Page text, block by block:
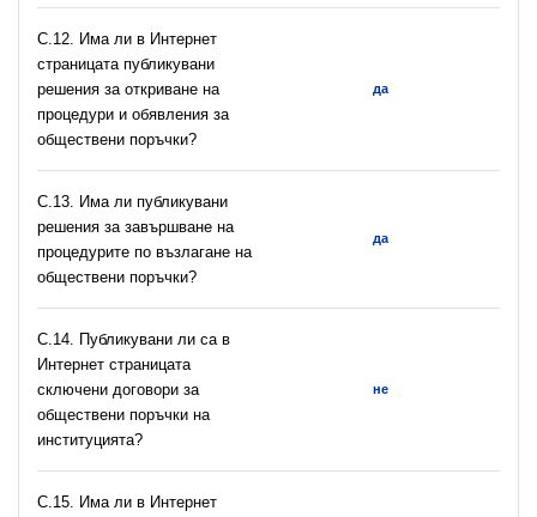
С.12. Има ли в Интернет
страницата публикувани
решения за откриване на
процедури и обявления за
обществени поръчки?
да
С.13. Има ли публикувани
решения за завършване на
процедурите по възлагане на
обществени поръчки?
да
С.14. Публикувани ли са в
Интернет страницата
сключени договори за
обществени поръчки на
институцията?
не
С.15. Има ли в Интернет